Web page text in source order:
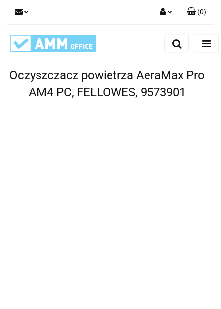
(0)
Oczyszczacz powietrza AeraMax Pro
AM4 PC, FELLOWES, 9573901